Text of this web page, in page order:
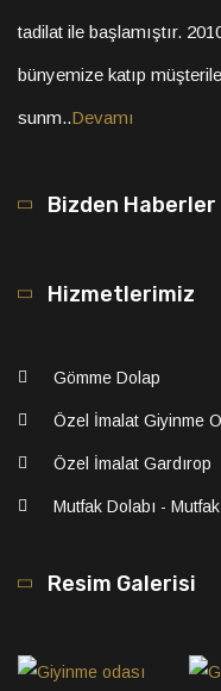
tadilat ile başlamıştır.
bünyemize katıp
sunm..Devamı
Bizden Haberler
Hizmetlerimiz
Gömme Dolap
Özel İmalat Giyinme
Özel İmalat Gardırop
Mutfak Dolabı -
Resim Galerisi